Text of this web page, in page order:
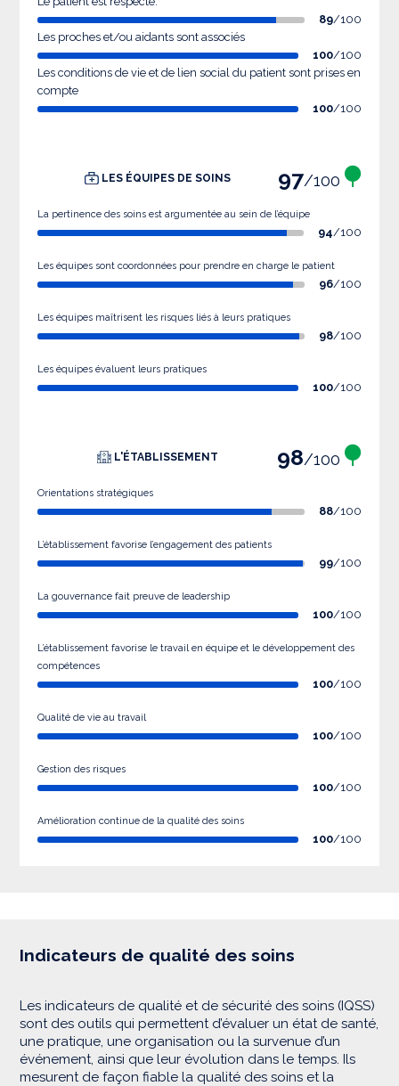
89/100
Les proches et/ou aidants sont associés
100/100
Les conditions de vie et de lien social du patient sont prises en
compte
100/100
LES ÉQUIPES DE SOINS 97/100
La pertinence des soins est argumentée au sein de l’équipe
94/100
Les équipes sont coordonnées pour prendre en charge le patient
96/100
Les équipes maîtrisent les risques liés à leurs pratiques
98/100
Les équipes évaluent leurs pratiques
100/100
L'ÉTABLISSEMENT 98/100
Orientations stratégiques
88/100
L’établissement favorise l’engagement des patients
99/100
La gouvernance fait preuve de leadership
100/100
L’établissement favorise le travail en équipe et le développement des
compétences
100/100
Qualité de vie au travail
100/100
Gestion des risques
100/100
Amélioration continue de la qualité des soins
100/100
Indicateurs de qualité des soins
Les indicateurs de qualité et de sécurité des soins (IQSS)
sont des outils qui permettent d’évaluer un état de santé,
une pratique, une organisation ou la survenue d’un
événement, ainsi que leur évolution dans le temps. Ils
mesurent de façon fiable la qualité des soins et la